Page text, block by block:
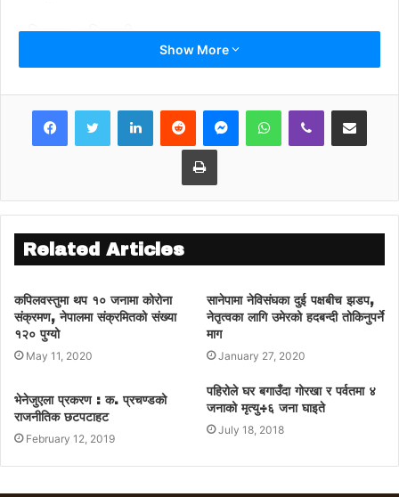
सिम्रन अधिकारी
Show More
LinkedInReddit MessengerWhatsAppViber Share via Email
Print
Related Articles
कपिलवस्तुमा थप १० जनामा कोरोना
संक्रमण, नेपालमा संक्रमितको संख्या
१२० पुग्यो
May 11, 2020
सानेपामा नेविसंघका दुई पक्षबीच झडप,
नेतृत्वका लागि उमेरको हदबन्दी तोकिनुपर्ने
माग
January 27, 2020
भेनेजुएला प्रकरण : क. प्रचण्डको
राजनीतिक छटपटाहट
February 12, 2019
पहिरोले घर बगाउँदा गोरखा र पर्वतमा ४
जनाको मृत्यु÷६ जना घाइते
July 18, 2018